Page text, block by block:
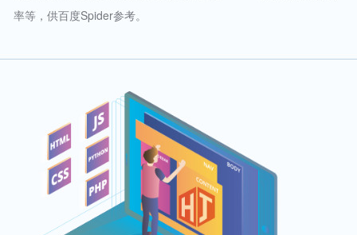
率等，供百度Spider参考。